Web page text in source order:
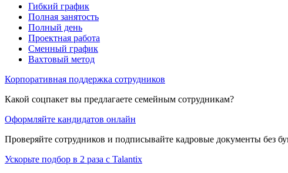
Гибкий график
Полная занятость
Полный день
Проектная работа
Сменный график
Вахтовый метод
Корпоративная поддержка сотрудников
Какой соцпакет вы предлагаете семейным сотрудникам?
Оформляйте кандидатов онлайн
Проверяйте сотрудников и подписывайте кадровые документы без
Ускорьте подбор в 2 раза с Talantix